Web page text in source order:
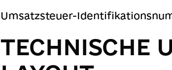
Umsatzsteuer-
TECHNISCHE